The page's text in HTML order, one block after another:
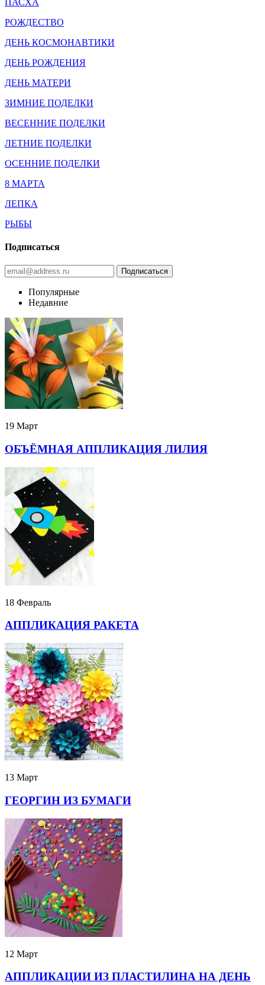
РОЖДЕСТВО
ДЕНЬ КОСМОНАВТИКИ
ДЕНЬ РОЖДЕНИЯ
ДЕНЬ МАТЕРИ
ЗИМНИЕ ПОДЕЛКИ
ВЕСЕННИЕ ПОДЕЛКИ
ЛЕТНИЕ ПОДЕЛКИ
ОСЕННИЕ ПОДЕЛКИ
8 МАРТА
ЛЕПКА
РЫБЫ
Подписаться
Популярные
Недавние
19 Март
ОБЪЁМНАЯ АППЛИКАЦИЯ ЛИЛИЯ
18 Февраль
АППЛИКАЦИЯ РАКЕТА
13 Март
ГЕОРГИН ИЗ БУМАГИ
12 Март
АППЛИКАЦИИ ИЗ ПЛАСТИЛИНА НА ДЕНЬ